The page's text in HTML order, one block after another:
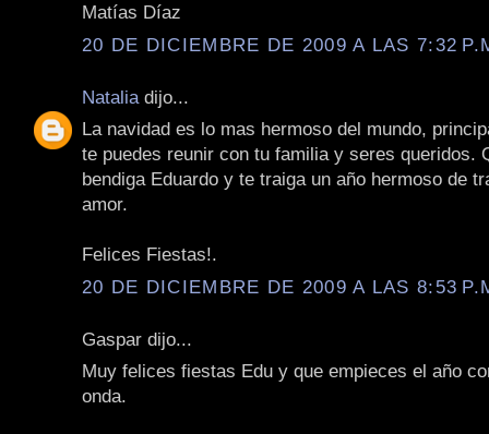
Matías Díaz
20 DE DICIEMBRE DE 2009 A LAS 7:32
Natalia dijo...
La navidad es lo mas hermoso del mundo,
te puedes reunir con tu familia y seres queridos.
bendiga Eduardo y te traiga un año hermoso de
amor.
Felices Fiestas!.
20 DE DICIEMBRE DE 2009 A LAS 8:53
Gaspar dijo...
Muy felices fiestas Edu y que empieces el año
onda.